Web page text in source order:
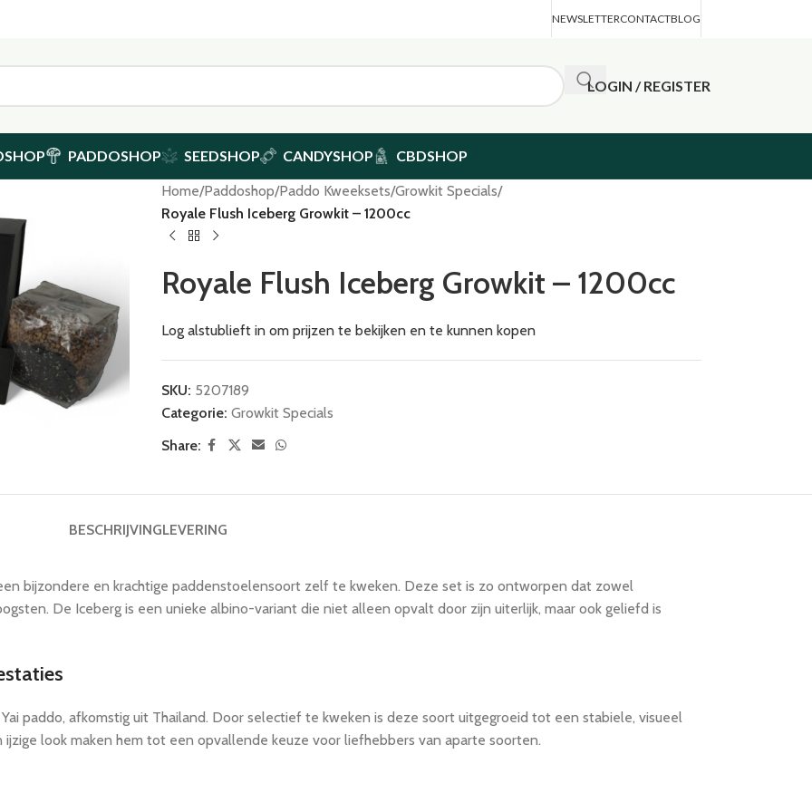
NEWSLETTERCONTACTBLOG
LOGIN / REGISTER
PADDOSHOP SEEDSHOP CANDYSHOP CBDSHOP
Home/Paddoshop/Paddo Kweeksets/Growkit Specials/
Royale Flush Iceberg Growkit – 1200cc
Royale Flush Iceberg Growkit – 1200cc
Log alstublieft in om prijzen te bekijken en te kunnen kopen
SKU: 5207189
Categorie: Growkit Specials
Share:
BESCHRIJVINGLEVERING
bijzondere en krachtige paddenstoelensoort zelf te kweken. Deze set is zo ontworpen dat zowel
De Iceberg is een unieke albino-variant die niet alleen opvalt door zijn uiterlijk, maar ook geliefd is
paddo, afkomstig uit Thailand. Door selectief te kweken is deze soort uitgegroeid tot een stabiele, visueel
look maken hem tot een opvallende keuze voor liefhebbers van aparte soorten.